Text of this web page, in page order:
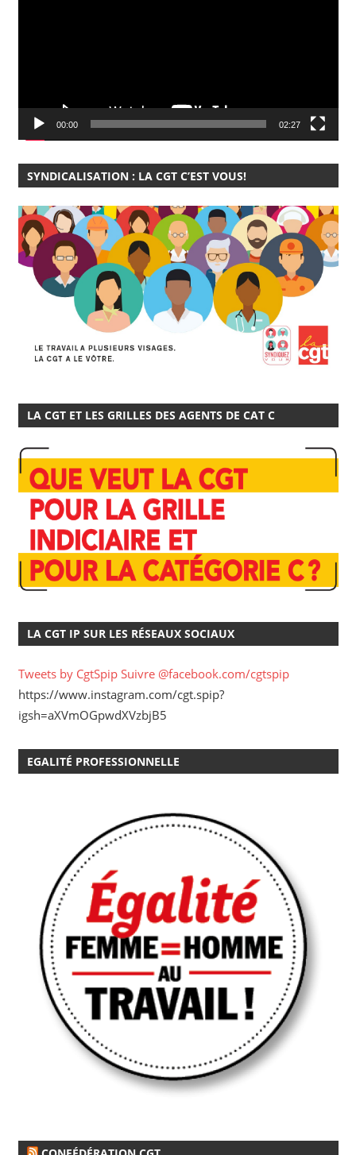
00:00 02:27
SYNDICALISATION : LA CGT C’EST VOUS!
LA CGT ET LES GRILLES DES AGENTS DE CAT C
LA CGT IP SUR LES RÉSEAUX SOCIAUX
Tweets by CgtSpip Suivre @facebook.com/cgtspip
https://www.instagram.com/cgt.spip?
igsh=aXVmOGpwdXVzbjB5
EGALITÉ PROFESSIONNELLE